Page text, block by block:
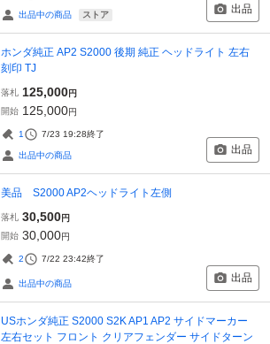
出品中の商品 ストア 出品
ホンダ純正 AP2 S2000 後期 純正 ヘッドライト 左右
刻印 TJ
落札 125,000円
開始 125,000円
1 7/23 19:28終了
出品中の商品 出品
美品 S2000 AP2ヘッドライト左側
落札 30,500円
開始 30,000円
2 7/22 23:42終了
出品中の商品 出品
USホンダ純正 S2000 S2K AP1 AP2 サイドマーカー
左右セット フロント クリアフェンダー サイドターン